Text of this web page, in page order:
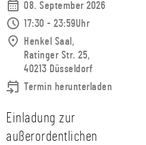
08. September 2026
17:30 - 23:59Uhr
Henkel Saal,
Ratinger Str. 25,
40213 Düsseldorf
Termin herunterladen
Einladung zur
außerordentlichen